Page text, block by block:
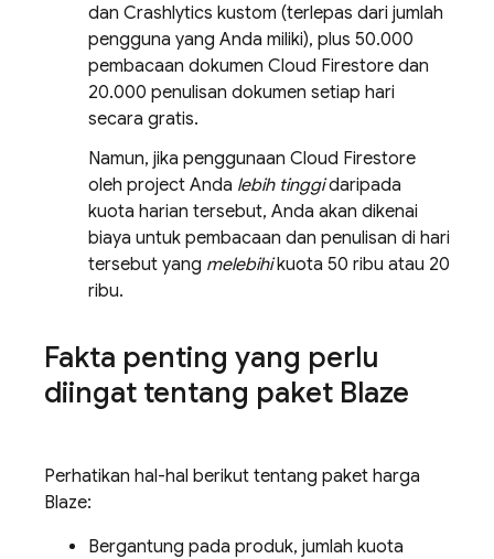
dan Crashlytics kustom (terlepas dari jumlah
pengguna yang Anda miliki), plus 50.000
pembacaan dokumen Cloud Firestore dan
20.000 penulisan dokumen setiap hari
secara gratis.
Namun, jika penggunaan Cloud Firestore
oleh project Anda lebih tinggidaripada
kuota harian tersebut, Anda akan dikenai
biaya untuk pembacaan dan penulisan di hari
tersebut yang melebihikuota 50 ribu atau 20
ribu.
Fakta penting yang perlu
diingat tentang paket Blaze
Perhatikan hal-hal berikut tentang paket harga
Blaze:
Bergantung pada produk, jumlah kuota